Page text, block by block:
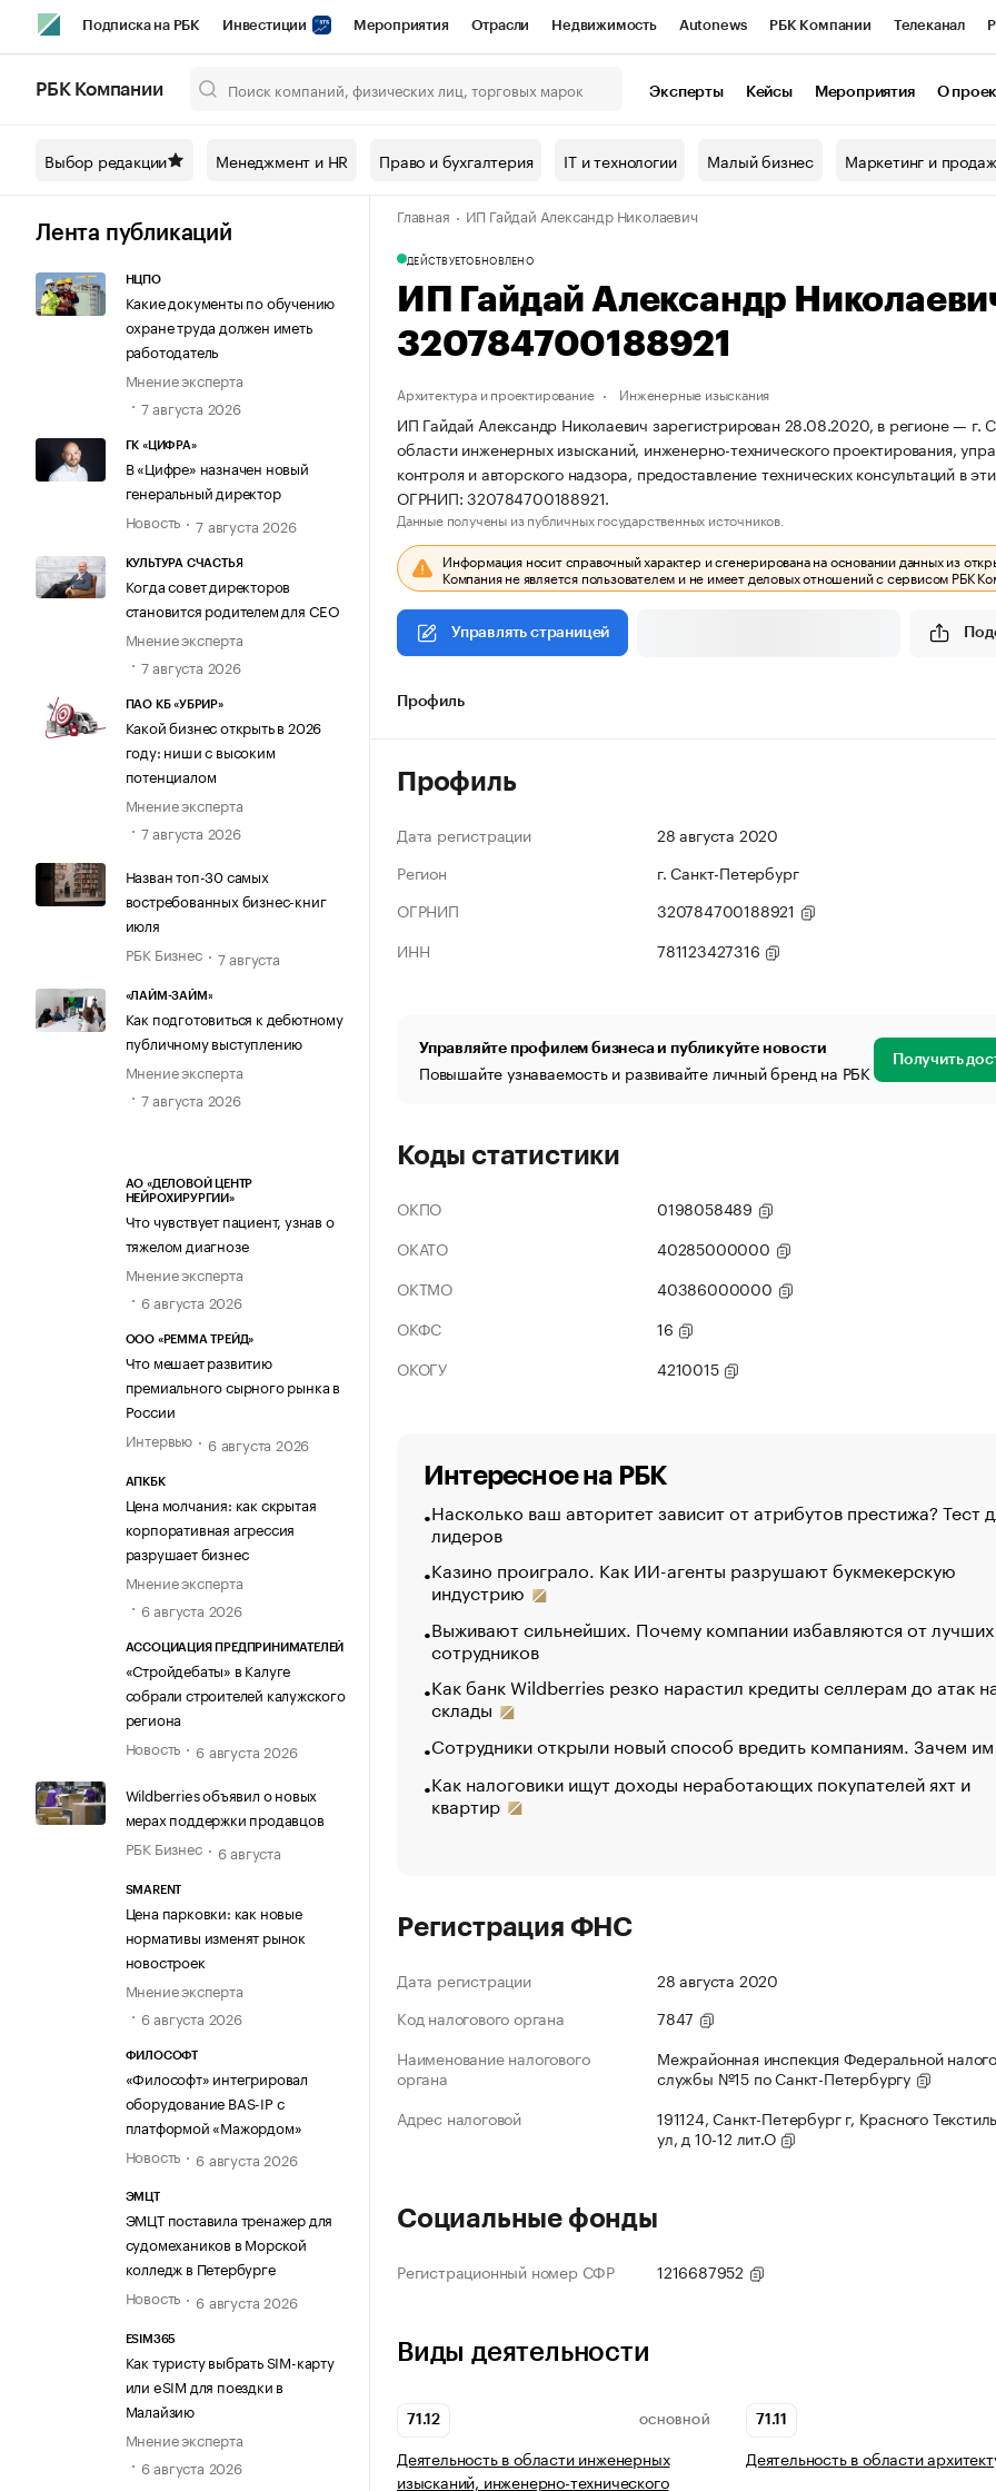
Подписка на РБК Инвестиции Мероприятия Отрасли Недвижимость Autonews РБК Компании Телеканал
Спецпроекты СПб Конференции СПб Спецпроекты Проверка контрагентов
Технологии и медиа Рынок наличной валюты
РБК Компании Эксперты Кейсы Мероприятия О
Выбор редакции Менеджмент и HR Право и бухгалтерия IT и технологии Малый бизнес Маркетинг и
Лента публикаций
НЦПО
Какие документы по обучению
охране труда должен иметь
работодатель
Мнение эксперта
7 августа 2026
ГК «ЦИФРА»
В «Цифре» назначен новый
генеральный директор
Новость
7 августа 2026
КУЛЬТУРА СЧАСТЬЯ
Когда совет директоров
становится родителем для CEO
Мнение эксперта
7 августа 2026
ПАО КБ «УБРИР»
Какой бизнес открыть в 2026
году: ниши с высоким
потенциалом
Мнение эксперта
7 августа 2026
Назван топ-30 самых
востребованных бизнес-книг
июля
РБК Бизнес
7 августа
«ЛАЙМ-ЗАЙМ»
Как подготовиться к дебютному
публичному выступлению
Мнение эксперта
7 августа 2026
АО «ДЕЛОВОЙ ЦЕНТР
НЕЙРОХИРУРГИИ»
Что чувствует пациент, узнав о
тяжелом диагнозе
Мнение эксперта
6 августа 2026
ООО «РЕММА ТРЕЙД»
Что мешает развитию
премиального сырного рынка в
России
Интервью
6 августа 2026
АПКБК
Цена молчания: как скрытая
корпоративная агрессия
разрушает бизнес
Мнение эксперта
6 августа 2026
АССОЦИАЦИЯ ПРЕДПРИНИМАТЕЛЕЙ
«Стройдебаты» в Калуге
собрали строителей калужского
региона
Новость
6 августа 2026
Wildberries объявил о новых
мерах поддержки продавцов
РБК Бизнес
6 августа
SMARENT
Цена парковки: как новые
нормативы изменят рынок
новостроек
Мнение эксперта
6 августа 2026
ФИЛОСОФТ
«Философт» интегрировал
оборудование BAS-IP с
платформой «Мажордом»
Новость
6 августа 2026
ЭМЦТ
ЭМЦТ поставила тренажер для
судомехаников в Морской
колледж в Петербурге
Новость
6 августа 2026
ESIM365
Как туристу выбрать SIM-карту
или eSIM для поездки в
Малайзию
Мнение эксперта
6 августа 2026
Главная ИП Гайдай Александр Николаевич
ДЕЙСТВУЕТОБНОВЛЕНО
ИП Гайдай Александр
320784700188921
Архитектура и проектирование Инженерные изыскания
ИП Гайдай Александр Николаевич зарегистрирован 28.08.2020, в регионе — г.
области инженерных изысканий, инженерно-технического проектирования,
контроля и авторского надзора, предоставление технических консультаций в
ОГРНИП: 320784700188921.
Данные получены из публичных государственных источников.
Информация носит справочный характер и сгенерирована на основании данных из
Компания не является пользователем и не имеет деловых отношений с сервисом РБК
Управлять страницей
Профиль
Профиль
Дата регистрации
28 августа 2020
Регион
г. Санкт-Петербург
ОГРНИП
320784700188921
ИНН
781123427316
Управляйте профилем бизнеса и публикуйте новости
Повышайте узнаваемость и развивайте личный бренд на РБК Получить
Коды статистики
ОКПО
0198058489
ОКАТО
40285000000
ОКТМО
40386000000
ОКФС
16
ОКОГУ
4210015
Интересное на РБК
Насколько ваш авторитет зависит от атрибутов престижа? Тест
лидеров
Казино проиграло. Как ИИ-агенты разрушают букмекерскую
индустрию
Выживают сильнейших. Почему компании избавляются от лучших
сотрудников
Как банк Wildberries резко нарастил кредиты селлерам до атак
склады
Сотрудники открыли новый способ вредить компаниям. Зачем
Как налоговики ищут доходы неработающих покупателей яхт и
квартир
Регистрация ФНС
Дата регистрации
28 августа 2020
Код налогового органа
7847
Наименование налогового
органа
Межрайонная инспекция Федеральной
службы №15 по Санкт-Петербургу
Адрес налоговой
191124, Санкт-Петербург г, Красного
ул, д 10-12 лит.О
Социальные фонды
Регистрационный номер СФР 1216687952
Виды деятельности
71.12 ОСНОВНОЙ
Деятельность в области инженерных
изысканий, инженерно-технического
71.11
Деятельность в области